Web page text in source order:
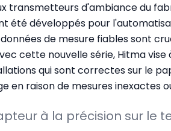
transmetteurs d'ambiance du
été développés pour
de mesure fiables sont
cette nouvelle série, Hitma
qui sont correctes sur le
en raison de mesures inexactes
à la précision sur le